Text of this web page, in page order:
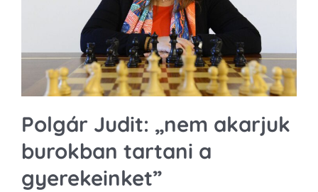
Polgár Judit: „nem akarjuk
burokban tartani a
gyerekeinket”